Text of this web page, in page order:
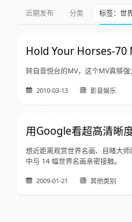
近期发布 分类 标签：世
Hold Your Horses-70
转自音悦台的MV，这个MV真够
2010-03-13 影音娱乐
用Google看超高清晰
想近距离观赏世界名画、目睹大
中与 14 幅世界名画亲密接触。
2009-01-21 其他类别